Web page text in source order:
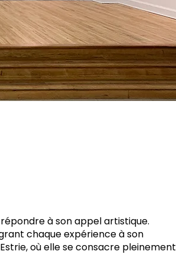
à son appel artistique.
chaque expérience à son
où elle se consacre pleinement